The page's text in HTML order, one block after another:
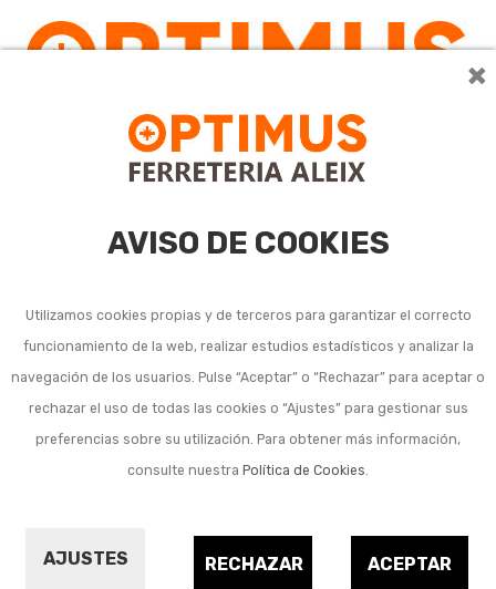
×
AVISO DE COOKIES
Utilizamos cookies propias y de terceros para garantizar el correcto
funcionamiento de la web, realizar estudios estadísticos y analizar la
navegación de los usuarios. Pulse “Aceptar” o “Rechazar” para aceptar o
rechazar el uso de todas las cookies o “Ajustes” para gestionar sus
preferencias sobre su utilización. Para obtener más información,
consulte nuestra Política de Cookies.
AJUSTES ACEPTAR
RECHAZAR
Fresas y herramienta
torno para maquinaria